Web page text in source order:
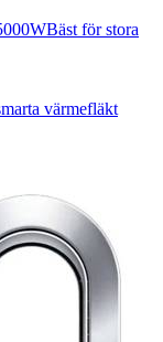
Bäst för stora
värmefläkt